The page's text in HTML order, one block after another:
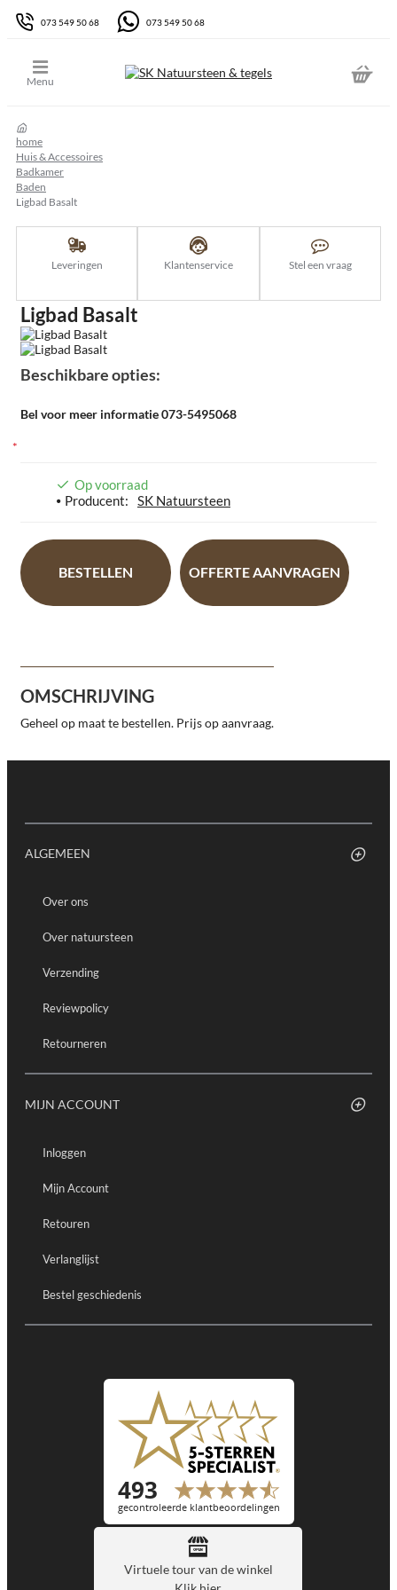
073 549 50 68 073 549 50 68
home
Huis & Accessoires
Badkamer
Baden
Ligbad Basalt
Leveringen Klantenservice Stel een vraag
Ligbad Basalt
Op voorraad
Producent:
SK Natuursteen
Beschikbare opties:
Bel voor meer informatie 073-5495068
BESTELLEN OFFERTE AANVRAGEN
OMSCHRIJVING
Geheel op maat te bestellen. Prijs op aanvraag.
ALGEMEEN
Over ons
Over natuursteen
Verzending
Reviewpolicy
Retourneren
MIJN ACCOUNT
Inloggen
Mijn Account
Retouren
Verlanglijst
Bestel geschiedenis
Virtuele tour van de winkel